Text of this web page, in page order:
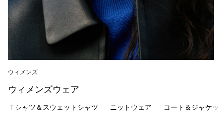
ウィメンズ
ウィメンズウェア
Ｔシャツ＆スウェットシャツ ニットウェア コート＆ジャケッ